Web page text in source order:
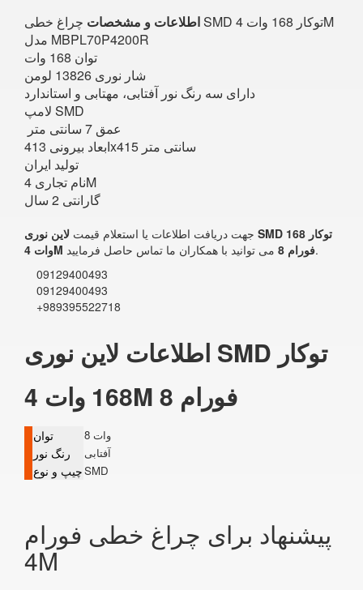
اطلاعات و مشخصات چراغ خطی SMD توکار 168 وات 4M
مدل MBPL70P4200R
توان 168 وات
شار نوری 13826 لومن
دارای سه رنگ نور آفتابی، مهتابی و استاندارد
لامپ SMD
عمق 7 سانتی متر
ابعاد بیرونی 413x415 سانتی متر
تولید ایران
نام تجاری 4M
گارانتی 2 سال
جهت دریافت اطلاعات یا استعلام قیمت لاین نوری SMD توکار 168
وات 4M فورام 8می توانید با همکاران ما تماس حاصل فرمایید.
09129400493
09129400493
+989395522718
اطلاعات لاین نوری SMD توکار
168 وات 4M فورام 8
توان 8 وات
رنگ نور آفتابی
چیپ و نوعSMD
پیشنهاد برای چراغ خطی فورام
4M